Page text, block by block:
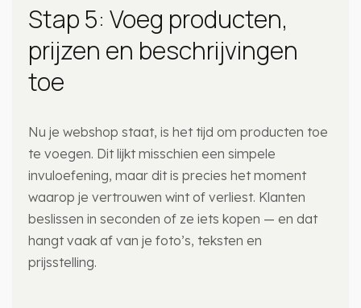
Stap 5: Voeg producten,
prijzen en beschrijvingen
toe
Nu je webshop staat, is het tijd om producten toe
te voegen. Dit lijkt misschien een simpele
invuloefening, maar dit is precies het moment
waarop je vertrouwen wint of verliest. Klanten
beslissen in seconden of ze iets kopen — en dat
hangt vaak af van je foto’s, teksten en
prijsstelling.